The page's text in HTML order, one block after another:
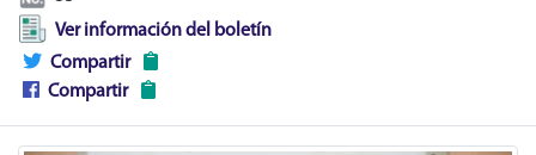
Ver información del boletín
Compartir
Compartir